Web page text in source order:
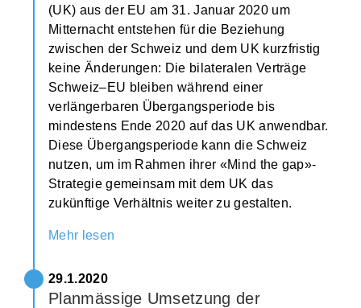
(UK) aus der EU am 31. Januar 2020 um
Mitternacht entstehen für die Beziehung
zwischen der Schweiz und dem UK kurzfristig
keine Änderungen: Die bilateralen Verträge
Schweiz–EU bleiben während einer
verlängerbaren Übergangsperiode bis
mindestens Ende 2020 auf das UK anwendbar.
Diese Übergangsperiode kann die Schweiz
nutzen, um im Rahmen ihrer «Mind the gap»-
Strategie gemeinsam mit dem UK das
zukünftige Verhältnis weiter zu gestalten.
Mehr lesen
29.1.2020
Planmässige Umsetzung der